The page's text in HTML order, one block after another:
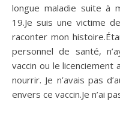
longue maladie suite à
19.Je suis une victime
raconter mon
personnel de santé,
vaccin ou le
nourrir. Je n’avais pas
envers ce vaccin.Je n’ai